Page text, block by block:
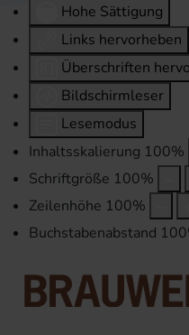
Hohe Sättigung
Links hervorheben
Überschriften
Bildschirmleser
Lesemodus
Inhaltsskalierung 100%
Schriftgröße 100%
Zeilenhöhe 100%
Buchstabenabstand 100